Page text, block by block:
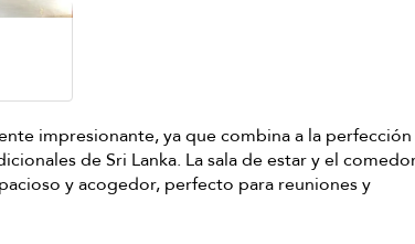
impresionante, ya que combina a la
de Sri Lanka. La sala de estar y el
y acogedor, perfecto para reuniones y